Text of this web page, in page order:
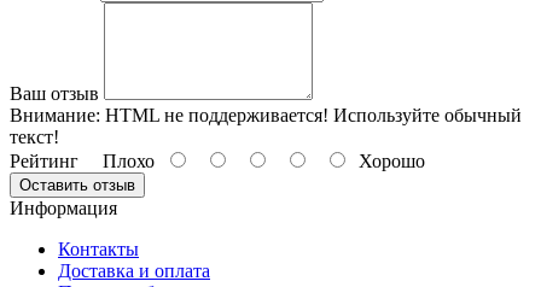
Ваш отзыв
Внимание: HTML не поддерживается! Используйте обычный
текст!
Рейтинг Плохо Хорошо
Оставить отзыв
Информация
Контакты
Доставка и оплата